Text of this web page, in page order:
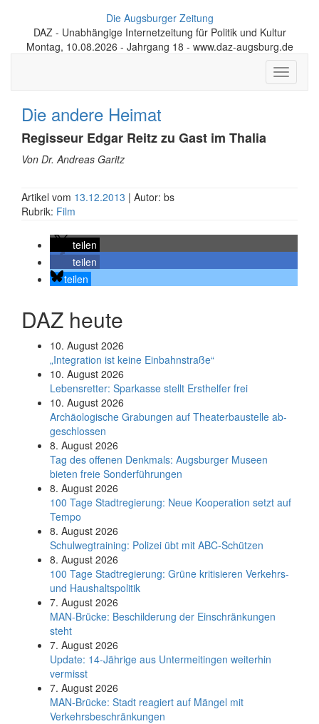
Die Augsburger Zeitung
DAZ - Unabhängige Internetzeitung für Politik und Kultur
Montag, 10.08.2026 - Jahrgang 18 - www.daz-augsburg.de
Toggle
Die andere Heimat
Regisseur Edgar Reitz zu Gast im Thalia
Von Dr. Andreas Garitz
Artikel vom 13.12.2013 | Autor: bs
Rubrik: Film
teilen
teilen
teilen
DAZ heute
10. August 2026
„Integration ist keine Einbahnstraße“
10. August 2026
Le­bens­ret­ter: Spar­kas­se stellt Erst­hel­fer frei
10. August 2026
Ar­chäo­lo­gi­sche Gra­bun­gen auf Thea­ter­bau­stel­le ab­
ge­schlos­sen
8. August 2026
Tag des offenen Denkmals: Augsburger Museen
bieten freie Sonderführungen
8. August 2026
100 Tage Stadtregierung: Neue Kooperation setzt auf
Tempo
8. August 2026
Schul­weg­trai­ning: Poli­zei übt mit ABC-Schüt­zen
8. August 2026
100 Tage Stadtregierung: Grüne kritisieren Verkehrs-
und Haushaltspolitik
7. August 2026
MAN-Brücke: Beschilderung der Einschränkungen
steht
7. August 2026
Update: 14-Jährige aus Untermeitingen weiterhin
vermisst
7. August 2026
MAN-Brücke: Stadt reagiert auf Mängel mit
Verkehrsbeschränkungen